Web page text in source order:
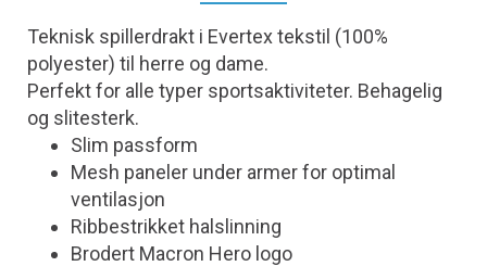
Teknisk spillerdrakt i Evertex tekstil (100%
polyester) til herre og dame.
Perfekt for alle typer sportsaktiviteter. Behagelig
og slitesterk.
Slim passform
Mesh paneler under armer for optimal
ventilasjon
Ribbestrikket halslinning
Brodert Macron Hero logo